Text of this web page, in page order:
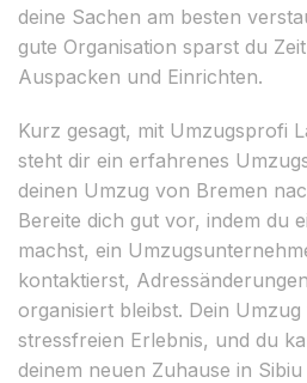
deine Sachen am besten
gute Organisation sparst du
Auspacken und Einrichten.
Kurz gesagt, mit Umzugsprofi
steht dir ein erfahrenes
deinen Umzug von Bremen
Bereite dich gut vor, indem du
machst, ein
kontaktierst,
organisiert bleibst. Dein
stressfreien Erlebnis, und du
deinem neuen Zuhause in